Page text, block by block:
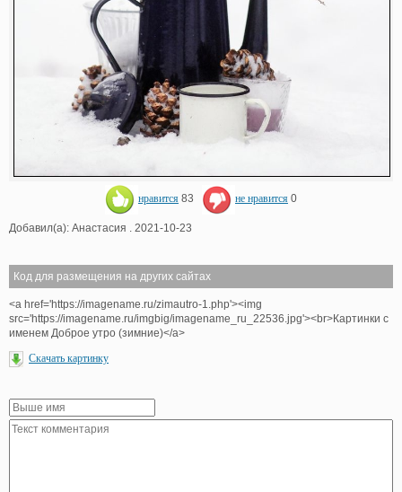
нравится 83 не нравится 0
Добавил(а): Анастасия . 2021-10-23
Код для размещения на других сайтах
<a href='https://imagename.ru/zimautro-1.php'><img
src='https://imagename.ru/imgbig/imagename_ru_22536.jpg'><br>Картинки с
именем Доброе утро (зимние)</a>
Скачать картинку